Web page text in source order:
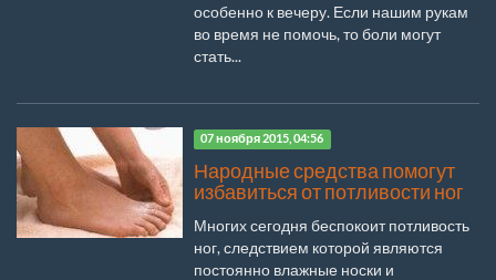
особенно к вечеру. Если нашим рукам
во время не помочь, то боли могут
стать...
07 ноября 2015, 04:56
Народные средства помогут
избавиться от потливости ног
Многих сегодня беспокоит потливость
ног, следствием которой являются
постоянно влажные носки и